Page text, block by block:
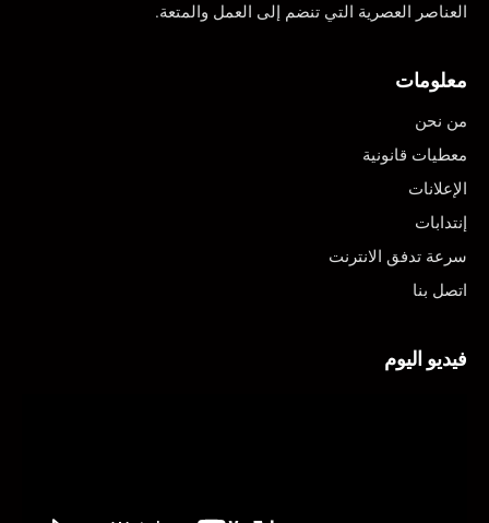
العناصر العصرية التي تنضم إلى العمل والمتعة.
معلومات
من نحن
معطيات قانونية
الإعلانات
إنتدابات
سرعة تدفق الانترنت
اتصل بنا
فيديو اليوم